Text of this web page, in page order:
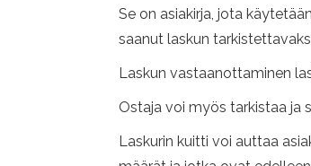
Se on asiakirja, jota
saanut laskun
Laskun vastaanottaminen
Ostaja voi myös tarkistaa ja
Laskurin kuitti voi auttaa